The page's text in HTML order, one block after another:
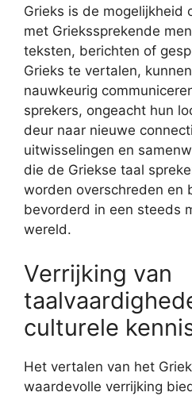
Grieks is de mogelijkheid
met Griekssprekende
teksten, berichten of
Grieks te vertalen,
nauwkeurig
sprekers, ongeacht hun
deur naar nieuwe
uitwisselingen en
die de Griekse taal
worden overschreden en
bevorderd in een steeds
wereld.
Verrijking van
culturele
Het vertalen van het
waardevolle verrijking